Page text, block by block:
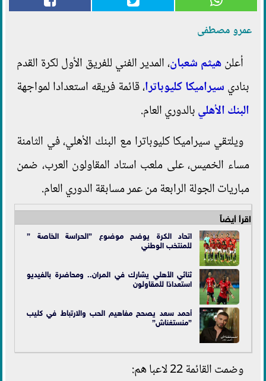
عمرو مصطفى
أعلنهيثم شعبان، المدير الفني للفريق الأول لكرة القدم
بنادي سيراميكا كليوباترا، قائمة فريقه استعدادا لمواجهة
البنك الأهليبالدوري العام.
ويلتقي سيراميكا كليوباترا مع البنك الأهلي، في الثامنة
مساء الخميس، على ملعب استاد المقاولون العرب، ضمن
مباريات الجولة الرابعة من عمر مسابقة الدوري العام.
اقرأ أيضاً
اتحاد الكرة يوضح موضوع ”الحراسة الخاصة ”
للمنتخب الوطني
ثنائي الأهلي يشارك في المران.. ومحاضرة بالفيديو
استعدادًا للمقاولون
أحمد سعد يصحح مفاهيم الحب والارتباط في كليب
”منستغناش”
وضمت القائمة 22 لاعبا هم: